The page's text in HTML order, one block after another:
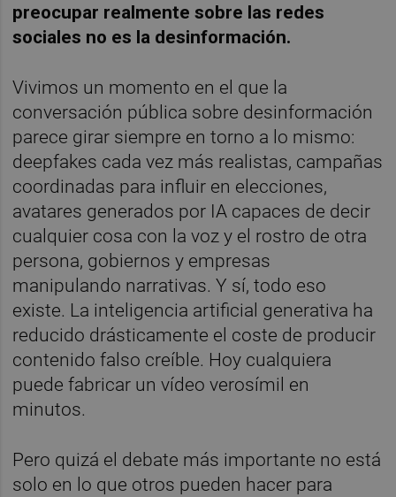
preocupar realmente sobre las redes
sociales no es la desinformación.
Vivimos un momento en el que la
conversación pública sobre desinformación
parece girar siempre en torno a lo mismo:
deepfakes cada vez más realistas, campañas
coordinadas para influir en elecciones,
avatares generados por IA capaces de decir
cualquier cosa con la voz y el rostro de otra
persona, gobiernos y empresas
manipulando narrativas. Y sí, todo eso
existe. La inteligencia artificial generativa ha
reducido drásticamente el coste de producir
contenido falso creíble. Hoy cualquiera
puede fabricar un vídeo verosímil en
minutos.
Pero quizá el debate más importante no está
solo en lo que otros pueden hacer para